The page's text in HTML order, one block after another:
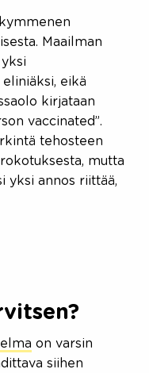
Maailman
eikä
kirjataan
vaccinated”.
tehosteen
mutta
yksi annos riittää,
on varsin
siihen